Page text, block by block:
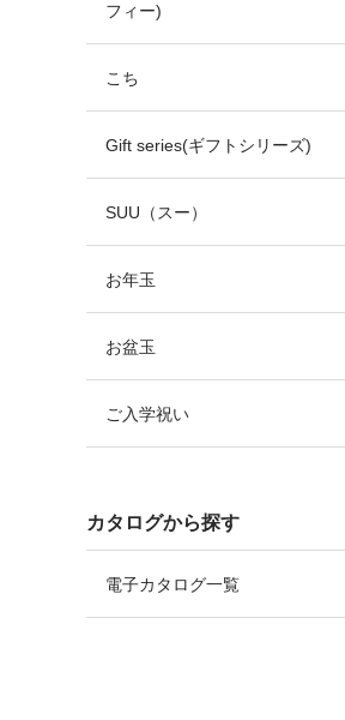
フィー)
こち
Gift series(ギフトシリーズ)
SUU（スー）
お年玉
お盆玉
ご入学祝い
カタログから探す
電子カタログ一覧